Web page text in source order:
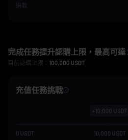
退款
完成任務提升認購上限，最高可達
目前認購上限： 100,000 USDT
充值任務挑戰
0 USDT 10,000 USDT
+ 10,000 USDT